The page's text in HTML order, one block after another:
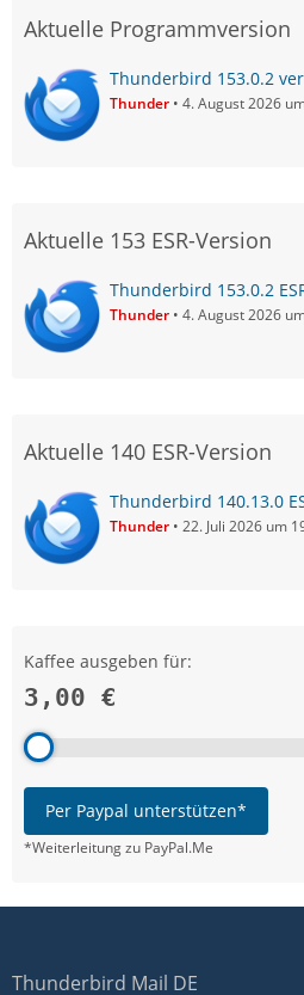
Aktuelle Programmversion
Thunderbird 153.0.2
Thunder 4. August 2026
Aktuelle 153 ESR-Version
Thunderbird 153.0.2
Thunder 4. August 2026
Aktuelle 140 ESR-Version
Thunderbird 140.13.0
Thunder 22. Juli 2026 um
Kaffee ausgeben für:
3,00 €
Per Paypal unterstützen*
*Weiterleitung zu PayPal.Me
Thunderbird Mail DE